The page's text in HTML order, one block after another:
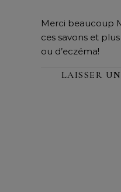
Merci beaucoup
ces savons et
ou d’eczéma!
LAISSER